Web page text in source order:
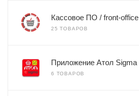
Кассовое ПО / front-office
25 ТОВАРОВ
Приложение Атол Sigma
6 ТОВАРОВ